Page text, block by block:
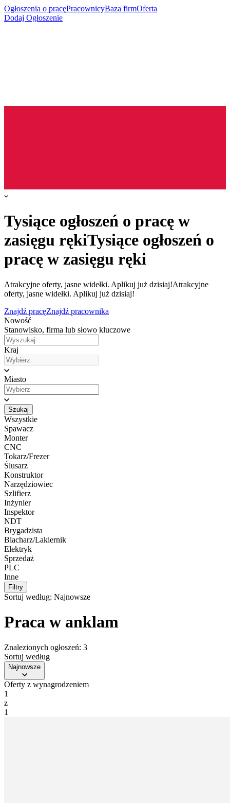
Ogłoszenia o pracęPracownicyBaza firmOferta
Dodaj Ogłoszenie
Tysiące ogłoszeń o pracę w
zasięgu rękiTysiące ogłoszeń o
pracę w zasięgu ręki
Atrakcyjne oferty, jasne widełki. Aplikuj już dzisiaj!Atrakcyjne
oferty, jasne widełki. Aplikuj już dzisiaj!
Znajdź pracęZnajdź pracownika
Nowość
Stanowisko, firma lub słowo kluczowe
Kraj
Miasto
Szukaj
Wszystkie
Spawacz
Monter
CNC
Tokarz/Frezer
Ślusarz
Konstruktor
Narzędziowiec
Szlifierz
Inżynier
Inspektor
NDT
Brygadzista
Blacharz/Lakiernik
Elektryk
Sprzedaż
PLC
Inne
Filtry
Sortuj według: Najnowsze
Praca w anklam
Znalezionych ogłoszeń: 3
Sortuj według
Najnowsze
Oferty z wynagrodzeniem
1
z
1